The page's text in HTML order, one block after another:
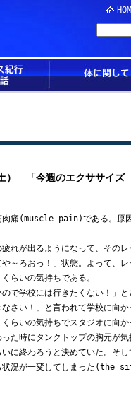
） 「今週のエクササイズ
痛(muscle pain)である。原
れが出るようになって、その
～ろおっ！」状態。よって、
らいの気持ちである。
で学校には行きたくない！」
さい！」と言われて学校に向
らいの気持ちでスタジオに向か
た時にタンクトップの胸元が
に終わろうと決めていた。そ
状況が一変してしまった